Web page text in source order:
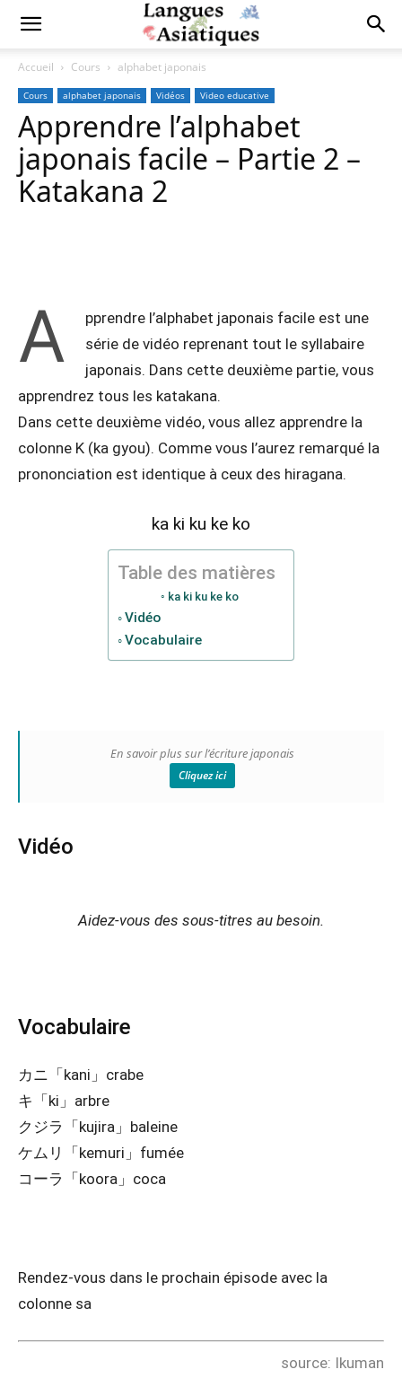
Accueil Cours alphabet japonais
Cours alphabet japonais Vidéos Video educative
Apprendre l’alphabet
japonais facile – Partie 2 –
Katakana 2
A
pprendre l’alphabet japonais facile est une
série de vidéo reprenant tout le syllabaire
japonais. Dans cette deuxième partie, vous
apprendrez tous les katakana.
Dans cette deuxième vidéo, vous allez apprendre la
colonne K (ka gyou). Comme vous l’aurez remarqué la
prononciation est identique à ceux des hiragana.
ka ki ku ke ko
Table des matières
ka ki ku ke ko
Vidéo
Vocabulaire
En savoir plus sur l’écriture japonais
Cliquez ici
Vidéo
Aidez-vous des sous-titres au besoin.
Vocabulaire
カニ「kani」crabe
キ「ki」arbre
クジラ「kujira」baleine
ケムリ「kemuri」fumée
コーラ「koora」coca
Rendez-vous dans le prochain épisode avec la
colonne sa
source: Ikuman